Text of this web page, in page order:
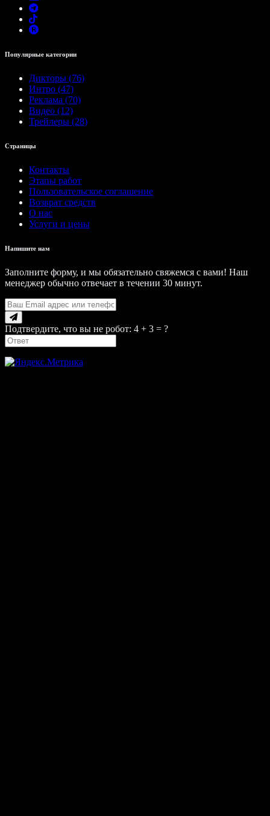
Популярные категории
Дикторы (76)
Интро (47)
Реклама (70)
Видео (12)
Трейлеры (28)
Страницы
Контакты
Этапы работ
Пользовательское соглашение
Возврат средств
О нас
Услуги и цены
Напишите нам
Заполните форму, и мы обязательно свяжемся с вами! Наш
менеджер обычно отвечает в течении 30 минут.
Подтвердите, что вы не робот: 4 + 3 = ?